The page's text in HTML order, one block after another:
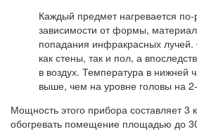
Каждый предмет нагревается
зависимости от формы,
попадания инфракрасных
как стены, так и пол, а
в воздух. Температура в нижней
выше, чем на уровне головы на
Мощность этого прибора составляет 3
обогревать помещение площадью до